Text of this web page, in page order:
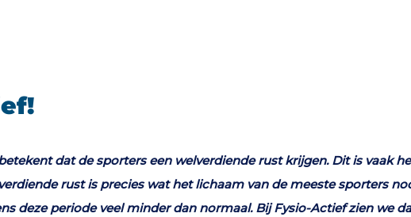
dat de sporters een welverdiende rust krijgen. Dit is vaak
rust is precies wat het lichaam van de meeste sporters
deze periode veel minder dan normaal. Bij Fysio-Actief zien we